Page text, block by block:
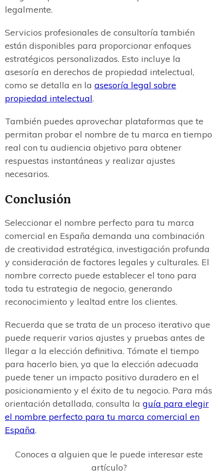
legalmente.
Servicios profesionales de consultoría también
están disponibles para proporcionar enfoques
estratégicos personalizados. Esto incluye la
asesoría en derechos de propiedad intelectual,
como se detalla en la asesoría legal sobre
propiedad intelectual.
También puedes aprovechar plataformas que te
permitan probar el nombre de tu marca en tiempo
real con tu audiencia objetivo para obtener
respuestas instantáneas y realizar ajustes
necesarios.
Conclusión
Seleccionar el nombre perfecto para tu marca
comercial en España demanda una combinación
de creatividad estratégica, investigación profunda
y consideración de factores legales y culturales. El
nombre correcto puede establecer el tono para
toda tu estrategia de negocio, generando
reconocimiento y lealtad entre los clientes.
Recuerda que se trata de un proceso iterativo que
puede requerir varios ajustes y pruebas antes de
llegar a la elección definitiva. Tómate el tiempo
para hacerlo bien, ya que la elección adecuada
puede tener un impacto positivo duradero en el
posicionamiento y el éxito de tu negocio. Para más
orientación detallada, consulta la guía para elegir
el nombre perfecto para tu marca comercial en
España.
Conoces a alguien que le puede interesar este
artículo?